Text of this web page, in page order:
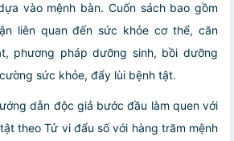
vào mệnh bàn. Cuốn sách bao gồm
liên quan đến sức khỏe cơ thể, căn
phương pháp dưỡng sinh, bồi dưỡng
sức khỏe, đẩy lùi bệnh tật.
dẫn độc giả bước đầu làm quen với
theo Tử vi đẩu số với hàng trăm mệnh